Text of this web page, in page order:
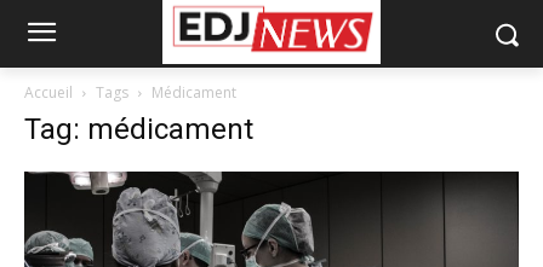
Accueil Tags Médicament
Tag: médicament